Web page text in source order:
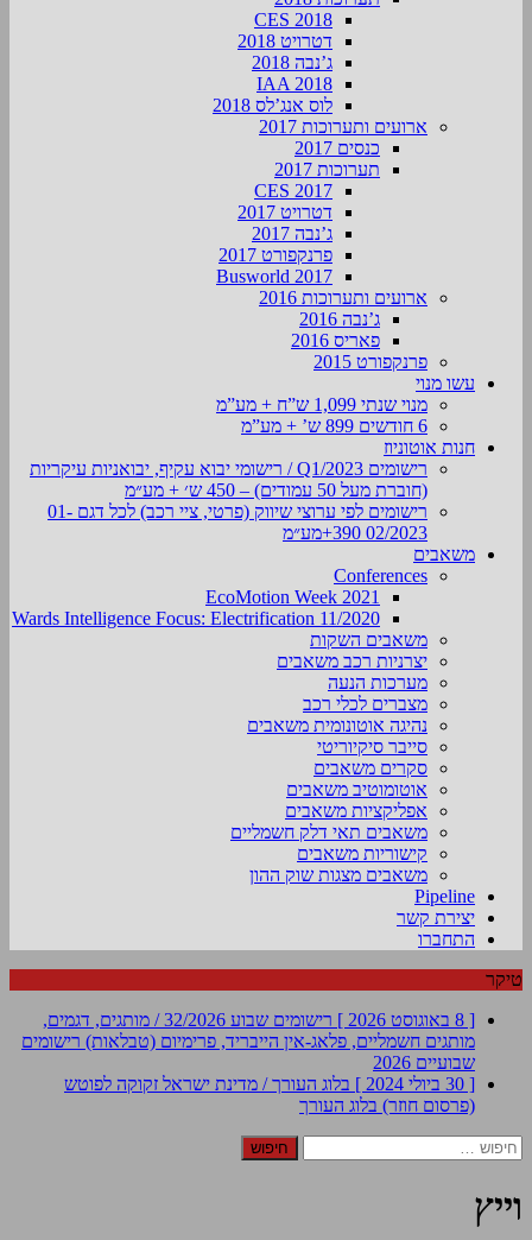
CES 2018
דטרויט 2018
ג’נבה 2018
IAA 2018
לוס אנג’לס 2018
ארועים ותערוכות 2017
כנסים 2017
תערוכות 2017
CES 2017
דטרויט 2017
ג’נבה 2017
פרנקפורט 2017
Busworld 2017
ארועים ותערוכות 2016
ג’נבה 2016
פאריס 2016
פרנקפורט 2015
עשו מנוי
מנוי שנתי 1,099 ש”ח + מע”מ
6 חודשים 899 ש’ + מע”מ
חנות אוטוניוז
רישומים Q1/2023 / רישומי יבוא עקיף, יבואניות עיקריות
(חוברת מעל 50 עמודים) – 450 ש׳ + מע״מ
רישומים לפי ערוצי שיווק (פרטי, ציי רכב) לכל דגם 01-
02/2023 390+מע״מ
משאבים
Conferences
EcoMotion Week 2021
Wards Intelligence Focus: Electrification 11/2020
משאבים השקות
יצרניות רכב משאבים
מערכות הנעה
מצברים לכלי רכב
נהיגה אוטונומית משאבים
סייבר סיקיוריטי
סקרים משאבים
אוטומוטיב משאבים
אפליקציות משאבים
משאבים תאי דלק חשמליים
קישוריות משאבים
משאבים מצגות שוק ההון
Pipeline
יצירת קשר
התחברו
טיקר
[ 8 באוגוסט 2026 ]
רישומים שבוע 32/2026 / מותגים, דגמים,
מותגים חשמליים, פלאג-אין הייבריד, פרימיום (טבלאות) רישומים
שבועיים 2026
[ 30 ביולי 2024 ]
בלוג העורך / מדינת ישראל זקוקה לפוטש
(פרסום חוזר) בלוג העורך
חיפוש:
וייץ